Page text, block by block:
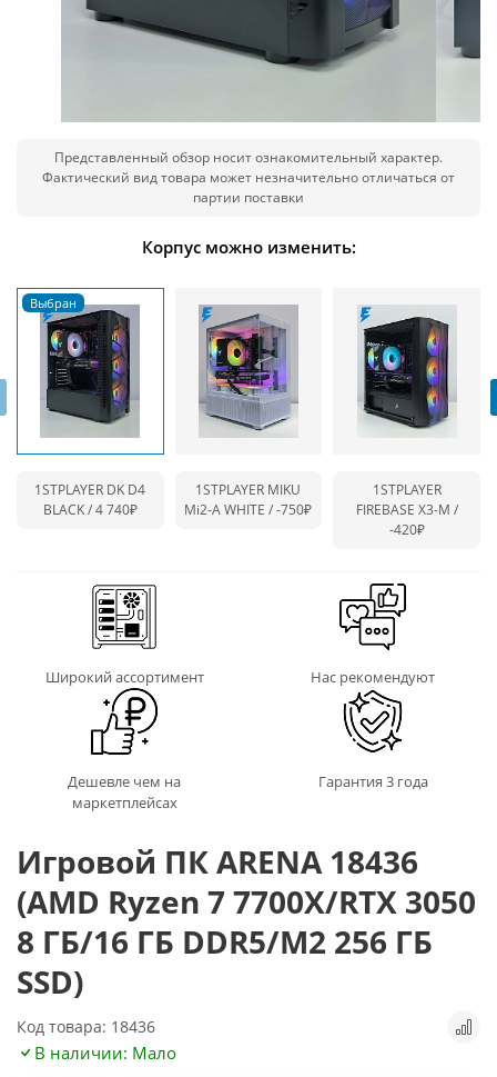
Представленный обзор носит ознакомительный характер.
Фактический вид товара может незначительно отличаться от
партии поставки
Корпус можно изменить:
1STPLAYER DK D4
BLACK / 4 740₽
1STPLAYER MIKU
Mi2-A WHITE /-750₽
1STPLAYER
FIREBASE X3-M /
-420₽
Широкий ассортимент Нас рекомендуют
Дешевле чем на
маркетплейсах
Гарантия 3 года
Игровой ПК ARENA 18436
(AMD Ryzen 7 7700X/RTX 3050
8 ГБ/16 ГБ DDR5/M2 256 ГБ
SSD)
Код товара: 18436
В наличии: Мало